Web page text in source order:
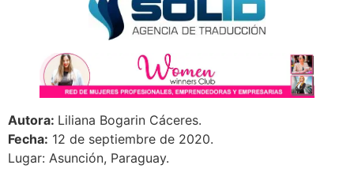
Autora: Liliana Bogarin Cáceres.
Fecha: 12 de septiembre de 2020.
Lugar: Asunción, Paraguay.